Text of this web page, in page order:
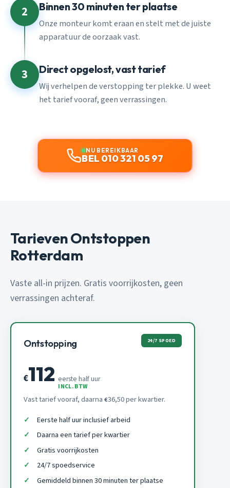
2 Binnen 30 minuten ter plaatse
Onze monteur komt eraan en stelt met de juiste
apparatuur de oorzaak vast.
3 Direct opgelost, vast tarief
Wij verhelpen de verstopping ter plekke. U weet
het tarief vooraf, geen verrassingen.
NU BEREIKBAAR
BEL 010 321 05 97
Tarieven Ontstoppen
Rotterdam
Vaste all-in prijzen. Gratis voorrijkosten, geen
verrassingen achteraf.
Ontstopping 24/7 SPOED
€112 eerste half uur
INCL. BTW
Vast tarief vooraf, daarna €36,50 per kwartier.
Eerste half uur inclusief arbeid
Daarna een tarief per kwartier
Gratis voorrijkosten
24/7 spoedservice
Gemiddeld binnen 30 minuten ter plaatse